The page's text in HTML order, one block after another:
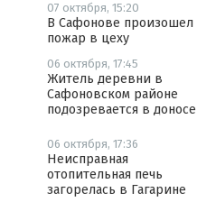
07 октября, 15:20
В Сафонове произошел
пожар в цеху
06 октября, 17:45
Житель деревни в
Сафоновском районе
подозревается в доносе
06 октября, 17:36
Неисправная
отопительная печь
загорелась в Гагарине